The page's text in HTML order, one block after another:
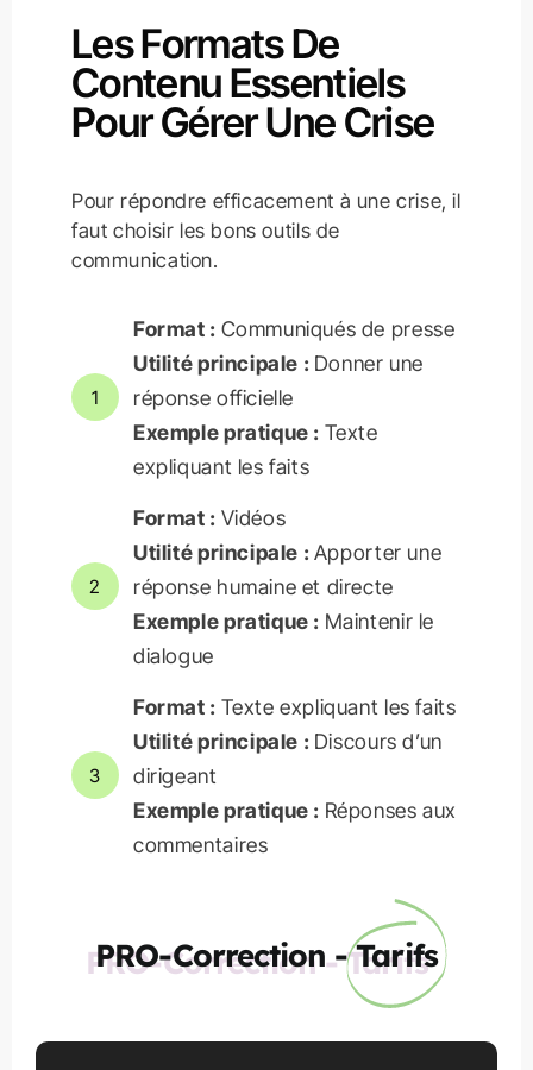
Les Formats De
Contenu Essentiels
Pour Gérer Une Crise
Pour répondre efficacement à une crise, il
faut choisir les bons outils de
communication.
1
Format : Communiqués de presse
Utilité principale : Donner une
réponse officielle
Exemple pratique : Texte
expliquant les faits
2
Format : Vidéos
Utilité principale : Apporter une
réponse humaine et directe
Exemple pratique : Maintenir le
dialogue
3
Format : Texte expliquant les faits
Utilité principale : Discours d’un
dirigeant
Exemple pratique : Réponses aux
commentaires
PRO-Correction -Tarifs